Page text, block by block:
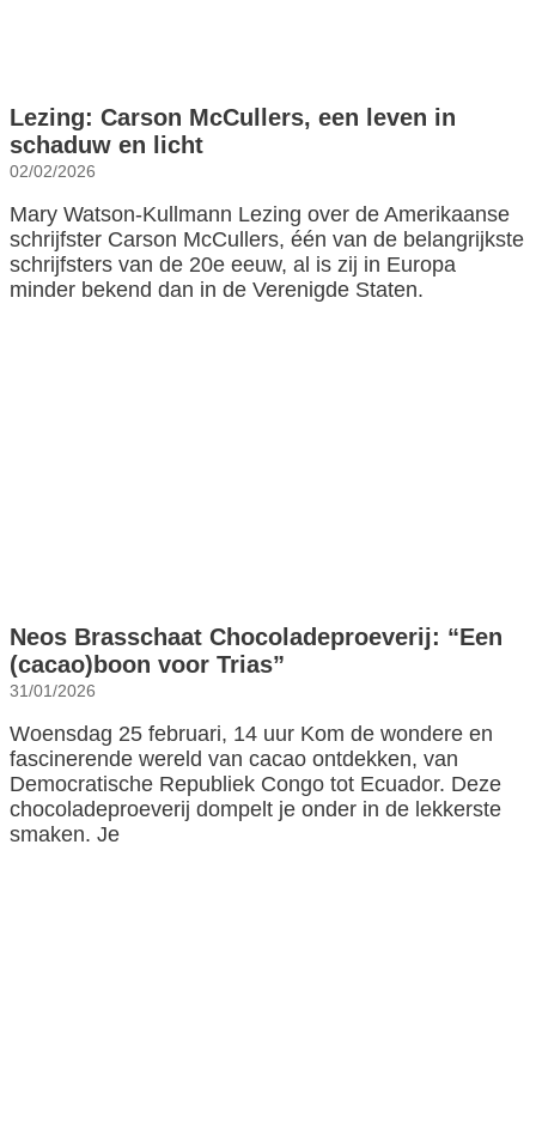
Lezing: Carson McCullers, een leven in
schaduw en licht
02/02/2026
Mary Watson-Kullmann Lezing over de Amerikaanse
schrijfster Carson McCullers, één van de belangrijkste
schrijfsters van de 20e eeuw, al is zij in Europa
minder bekend dan in de Verenigde Staten.
Neos Brasschaat Chocoladeproeverij: “Een
(cacao)boon voor Trias”
31/01/2026
Woensdag 25 februari, 14 uur Kom de wondere en
fascinerende wereld van cacao ontdekken, van
Democratische Republiek Congo tot Ecuador. Deze
chocoladeproeverij dompelt je onder in de lekkerste
smaken. Je